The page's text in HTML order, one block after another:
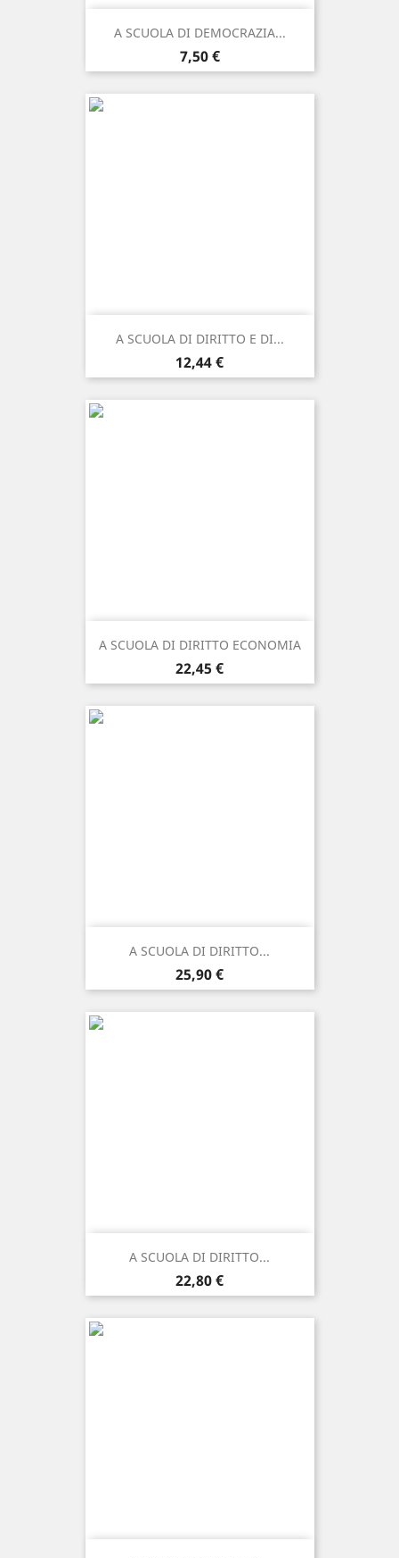
A SCUOLA DI DEMOCRAZIA...
Prezzo
7,50 €
A SCUOLA DI DIRITTO E DI...
Prezzo
12,44 €
A SCUOLA DI DIRITTO ECONOMIA
Prezzo
22,45 €
A SCUOLA DI DIRITTO...
Prezzo
25,90 €
A SCUOLA DI DIRITTO...
Prezzo
22,80 €